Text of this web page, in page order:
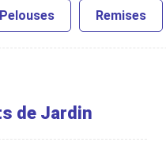
Remises
de Jardin